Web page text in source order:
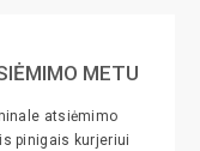
METU
atsiėmimo
pinigais kurjeriui